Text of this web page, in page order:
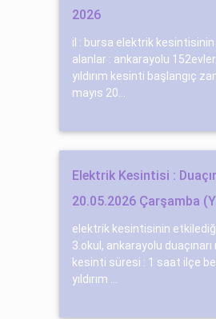
2026
il : bursa elektrik
alanlar : ankarayolu
yıldırım kesinti başlangıç
mayıs 20...
Elektrik Kesintisi :
20.05.2026 Çarşamba
elektrik kesintisinin
3.okul, ankarayolu
kesinti süresi : 1 saat ilçe
yıldırım ...